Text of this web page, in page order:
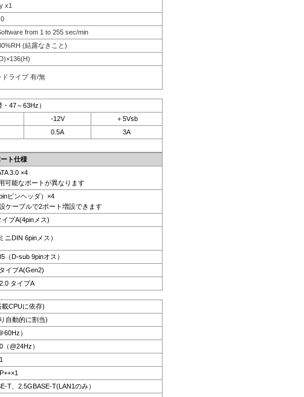
x1
from 1 to 255 sec/min
(結露なきこと)
ドライブ 有/無
47～63Hz）
-12V
＋5Vsb
0.5A
3A
ート仕様
3.0 ×4
可能なポートが異なります
ピンヘッダ）×4
ケーブルで2ポート増設できます
イプA(4pinメス)
ニDIN 6pinメス）
（D-sub 9pinオス）
イプA(Gen2)
タイプA
CPUに依存)
自動的に割当)
60Hz）
@24Hz）
T、2.5GBASE-T(LAN1のみ）